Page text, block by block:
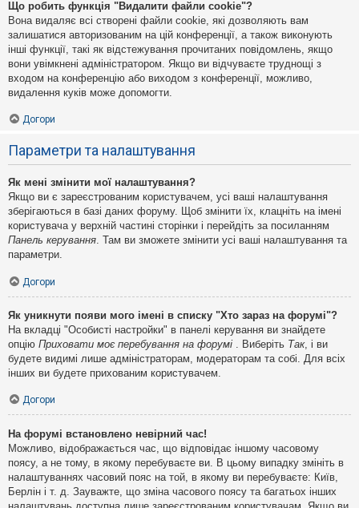
Що робить функція "Видалити файли cookie"?
Вона видаляє всі створені файли cookie, які дозволяють вам
залишатися авторизованим на цій конференції, а також виконують
інші функції, такі як відстежування прочитаних повідомлень, якщо
вони увімкнені адміністратором. Якщо ви відчуваєте труднощі з
входом на конференцію або виходом з конференції, можливо,
видалення куків може допомогти.
Догори
Параметри та налаштування
Як мені змінити мої налаштування?
Якщо ви є зареєстрованим користувачем, усі ваші налаштування
зберігаються в базі даних форуму. Щоб змінити їх, клацніть на імені
користувача у верхній частині сторінки і перейдіть за посиланням
Панель керування . Там ви зможете змінити усі ваші налаштування та
параметри.
Догори
Як уникнути появи мого імені в списку "Хто зараз на форумі"?
На вкладці "Особисті настройки" в панелі керування ви знайдете
опцію Приховати моє перебування на форумі . Виберіть Так, і ви
будете видимі лише адміністраторам, модераторам та собі. Для всіх
інших ви будете прихованим користувачем.
Догори
На форумі встановлено невірний час!
Можливо, відображається час, що відповідає іншому часовому
поясу, а не тому, в якому перебуваєте ви. В цьому випадку змініть в
налаштуваннях часовий пояс на той, в якому ви перебуваєте: Київ,
Берлін і т. д. Зауважте, що зміна часового поясу та багатьох інших